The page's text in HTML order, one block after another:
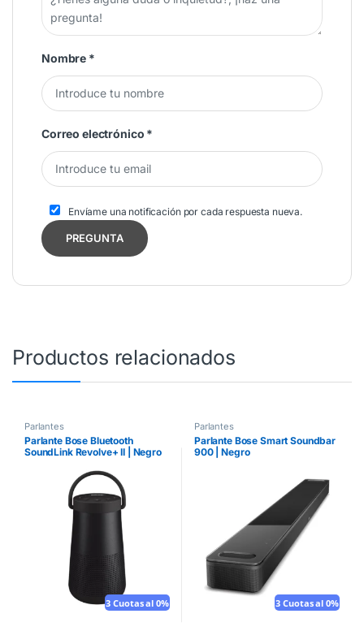
Nombre *
Correo electrónico *
Envíame una notificación por cada respuesta nueva.
Productos relacionados
Parlantes
Parlante Bose Bluetooth
SoundLink Revolve+ II | Negro
3 Cuotas al 0%
Parlantes
Parlante Bose Smart Soundbar
900 | Negro
3 Cuotas al 0%